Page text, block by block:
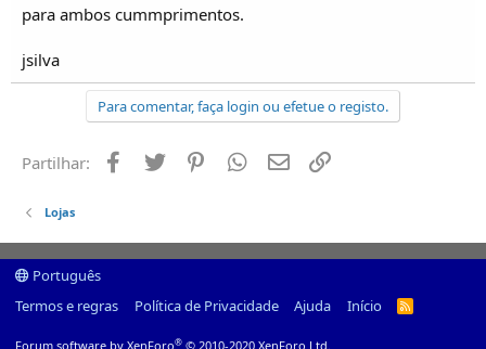
para ambos cummprimentos.
jsilva
Para comentar, faça login ou efetue o registo.
Partilhar: Facebook
Twitter PinterestWhatsapp
Email
Lojas
Português
Termos e regras
Política de Privacidade Ajuda Início
R
Forum software by XenForo® © 2010-2020 XenForo Ltd.